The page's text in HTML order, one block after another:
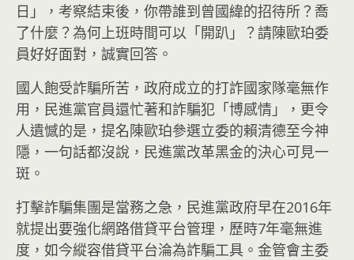
日」，考察結束後，你帶誰到曾國緯的招待所？喬
了什麼？為何上班時間可以「開趴」？請陳歐珀委
員好好面對，誠實回答。
國人飽受詐騙所苦，政府成立的打詐國家隊毫無作
用，民進黨官員還忙著和詐騙犯「博感情」，更令
人遺憾的是，提名陳歐珀參選立委的賴清德至今神
隱，一句話都沒說，民進黨改革黑金的決心可見一
斑。
打擊詐騙集團是當務之急，民進黨政府早在2016年
就提出要強化網路借貸平台管理，歷時7年毫無進
度，如今縱容借貸平台淪為詐騙工具。金管會主委